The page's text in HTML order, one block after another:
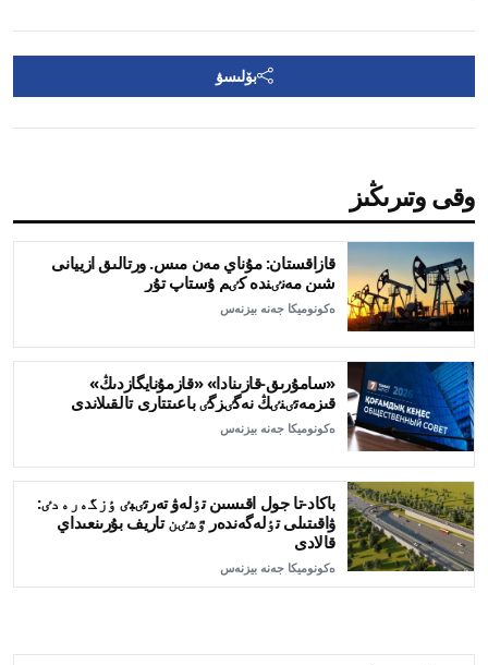
بۆلىسۋ
وقى وتىرىڭىز
قازاقستان: مۇناي مەن مىس. ورتالىق ازييانى
شىن مەنٸندە كٸم ۇستاپ تۇر
ەكونوميكا جەنە بيزنەس
«سامۇرىق-قازىنادا» «قازمۇنايگازدىڭ»
قىزمەتٸنٸڭ نەگٸزگٸ باعىتتارى تالقىلاندى
ەكونوميكا جەنە بيزنەس
باكاد-تا جول اقىسىن تٶلەۋ تەرتٸبٸ ٶزگەرەدٸ:
ۋاقىتىلى تٶلەگەندەر ٷشٸن تاريف بۇرىنعىداي
قالادى
ەكونوميكا جەنە بيزنەس